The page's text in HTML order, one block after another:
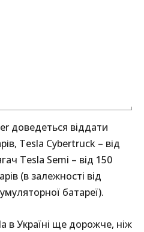
доведеться віддати
Tesla Cybertruck – від
Tesla Semi – від 150
(в залежності від
батареї).
в Україні ще дорожче, ніж